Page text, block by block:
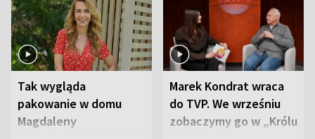
Tak wygląda
pakowanie w domu
Magdaleny
Marek Kondrat wraca
do TVP. We wrześniu
zobaczymy go w „Królu